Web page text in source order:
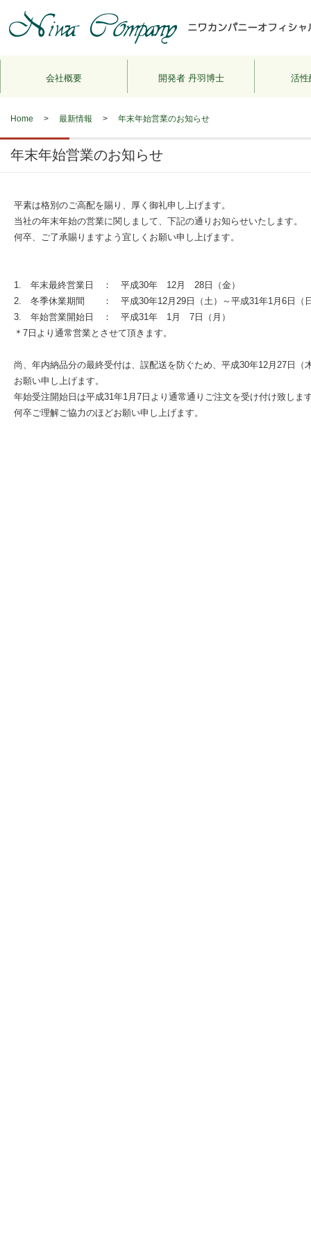
会社概要 開発者 丹羽博士 活性
Home > 最新情報 > 年末年始営業のお知らせ
年末年始営業のお知らせ
平素は格別のご高配を賜り、厚く御礼申し上げます。
当社の年末年始の営業に関しまして、下記の通りお知らせいたします。
何卒、ご了承賜りますよう宜しくお願い申し上げます。
1. 年末最終営業日 ： 平成30年 12月 28日（金）
2. 冬季休業期間 ： 平成30年12月29日（土）～平成31年1月6日（
3. 年始営業開始日 ： 平成31年 1月 7日（月）
＊7日より通常営業とさせて頂きます。
尚、年内納品分の最終受付は、誤配送を防ぐため、平成30年12月27日（
お願い申し上げます。
年始受注開始日は平成31年1月7日より通常通りご注文を受け付け致しま
何卒ご理解ご協力のほどお願い申し上げます。